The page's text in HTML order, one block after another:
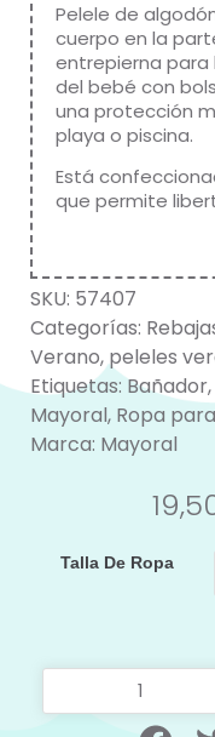
Pelele de
cuerpo en la
entrepierna para
del bebé con
una protección
playa o piscina.
Está
que permite
SKU: 57407
Categorías:
Verano, peleles
Etiquetas:Bañador,
Mayoral, Ropa
Marca: Mayoral
Talla De Ropa